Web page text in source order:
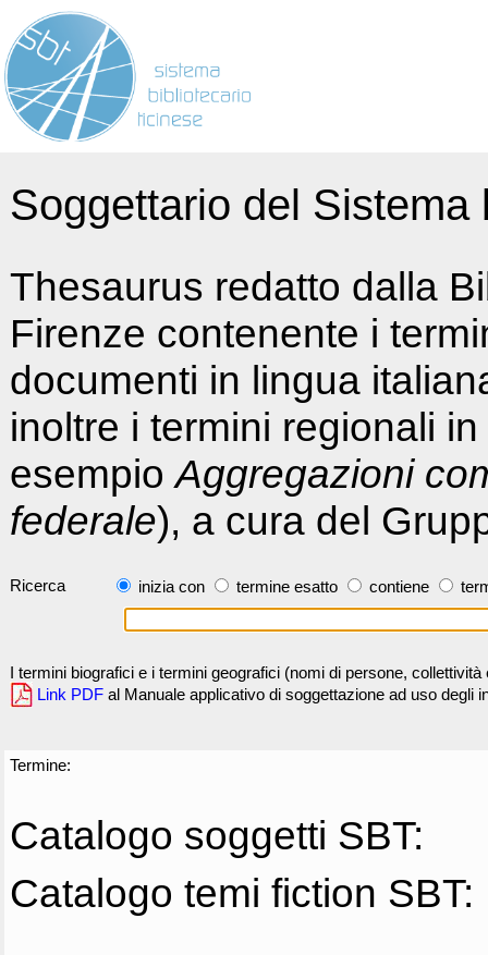
Soggettario del
Thesaurus redatto dalla
Firenze contenente i
documenti in lingua
inoltre i termini regionali
esempioAggregazioni
federale), a cura del
Ricerca inizia con termine esatto contiene
I termini biografici e i termini geografici (nomi di persone,
Link PDF al Manuale applicativo di soggettazione ad uso degli
Termine:
Catalogo soggetti SBT:
Catalogo temi fiction SBT: